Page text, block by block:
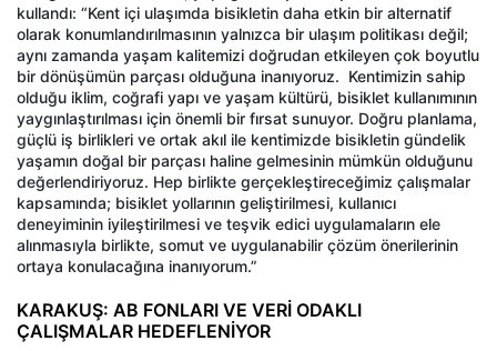
kullandı: “Kent içi ulaşımda bisikletin daha etkin bir alternatif
olarak konumlandırılmasının yalnızca bir ulaşım politikası değil;
aynı zamanda yaşam kalitemizi doğrudan etkileyen çok boyutlu
bir dönüşümün parçası olduğuna inanıyoruz. Kentimizin sahip
olduğu iklim, coğrafi yapı ve yaşam kültürü, bisiklet kullanımının
yaygınlaştırılması için önemli bir fırsat sunuyor. Doğru planlama,
güçlü iş birlikleri ve ortak akıl ile kentimizde bisikletin gündelik
yaşamın doğal bir parçası haline gelmesinin mümkün olduğunu
değerlendiriyoruz. Hep birlikte gerçekleştireceğimiz çalışmalar
kapsamında; bisiklet yollarının geliştirilmesi, kullanıcı
deneyiminin iyileştirilmesi ve teşvik edici uygulamaların ele
alınmasıyla birlikte, somut ve uygulanabilir çözüm önerilerinin
ortaya konulacağına inanıyorum.”
KARAKUŞ: AB FONLARI VE VERİ ODAKLI
ÇALIŞMALAR HEDEFLENİYOR